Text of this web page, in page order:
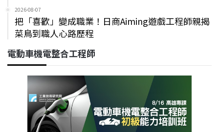
2026-08-07
把「喜歡」變成職業！日商Aiming遊戲工程師親揭
菜鳥到職人心路歷程
電動車機電整合工程師